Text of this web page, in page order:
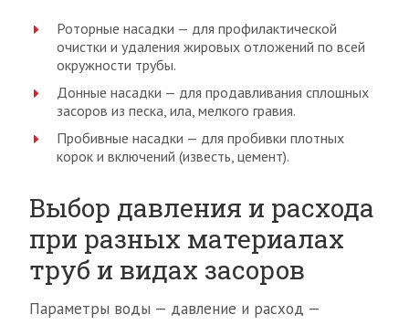
Роторные насадки — для профилактической
очистки и удаления жировых отложений по всей
окружности трубы.
Донные насадки — для продавливания сплошных
засоров из песка, ила, мелкого гравия.
Пробивные насадки — для пробивки плотных
корок и включений (известь, цемент).
Выбор давления и расхода
при разных материалах
труб и видах засоров
Параметры воды — давление и расход —